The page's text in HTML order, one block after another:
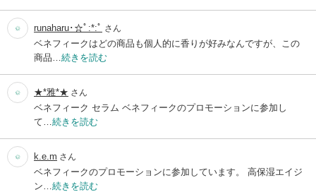
runaharu･☆ﾟ:*:ﾟ さん
ベネフィークはどの商品も個人的に香りが好みなんですが、この
商品…続きを読む
★*雅*★ さん
ベネフィーク セラム ベネフィークのプロモーションに参加し
て…続きを読む
k.e.m さん
ベネフィークのプロモーションに参加しています。 高保湿エイジ
ン…続きを読む